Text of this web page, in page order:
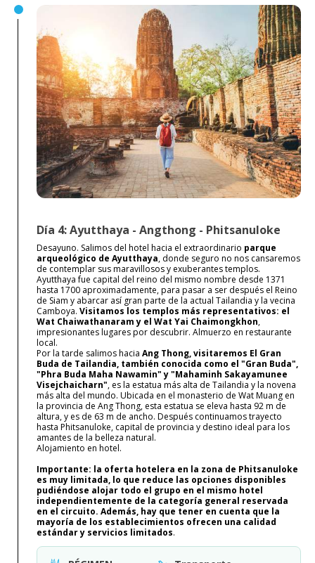
Día 4: Ayutthaya - Angthong - Phitsanuloke
Desayuno. Salimos del hotel hacia el extraordinario parque
arqueológico de Ayutthaya, donde seguro no nos cansaremos
de contemplar sus maravillosos y exuberantes templos.
Ayutthaya fue capital del reino del mismo nombre desde 1371
hasta 1700 aproximadamente, para pasar a ser después el Reino
de Siam y abarcar así gran parte de la actual Tailandia y la vecina
Camboya. Visitamos los templos más representativos: el
Wat Chaiwathanaram y el Wat Yai Chaimongkhon,
impresionantes lugares por descubrir. Almuerzo en restaurante
local.
Por la tarde salimos hacia Ang Thong, visitaremos El Gran
Buda de Tailandia, también conocida como el "Gran Buda",
"Phra Buda Maha Nawamin" y "Mahaminh Sakayamunee
Visejchaicharn", es la estatua más alta de Tailandia y la novena
más alta del mundo. Ubicada en el monasterio de Wat Muang en
la provincia de Ang Thong, esta estatua se eleva hasta 92 m de
altura, y es de 63 m de ancho. Después continuamos trayecto
hasta Phitsanuloke, capital de provincia y destino ideal para los
amantes de la belleza natural.
Alojamiento en hotel.
Importante: la oferta hotelera en la zona de Phitsanuloke
es muy limitada, lo que reduce las opciones disponibles
pudiéndose alojar todo el grupo en el mismo hotel
independientemente de la categoría general reservada
en el circuito. Además, hay que tener en cuenta que la
mayoría de los establecimientos ofrecen una calidad
estándar y servicios limitados.